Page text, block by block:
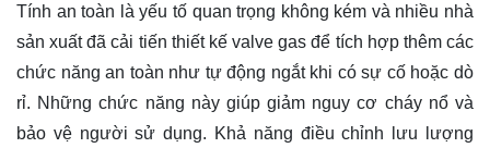
Tính an toàn là yếu tố quan trọng không kém và nhiều nhà
sản xuất đã cải tiến thiết kế valve gas để tích hợp thêm các
chức năng an toàn như tự động ngắt khi có sự cố hoặc dò
rỉ. Những chức năng này giúp giảm nguy cơ cháy nổ và
bảo vệ người sử dụng. Khả năng điều chỉnh lưu lượng